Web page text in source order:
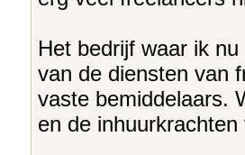
Het bedrijf waar ik
van de diensten van
vaste bemiddelaars.
en de